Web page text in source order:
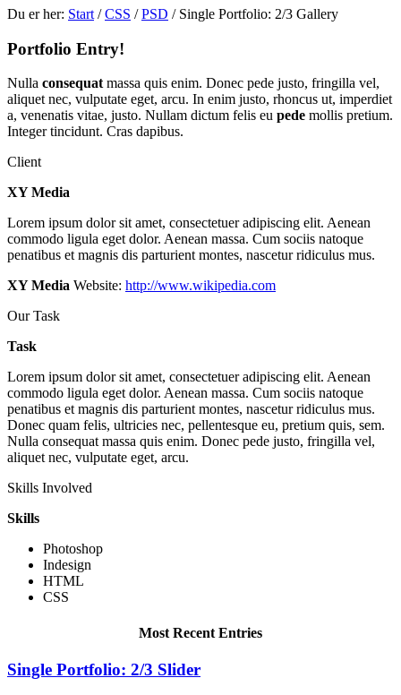
Du er her: Start / CSS / PSD / Single Portfolio: 2/3 Gallery
Portfolio Entry!
Nulla consequat massa quis enim. Donec pede justo, fringilla vel,
aliquet nec, vulputate eget, arcu. In enim justo, rhoncus ut, imperdiet
a, venenatis vitae, justo. Nullam dictum felis eu pede mollis pretium.
Integer tincidunt. Cras dapibus.
Client
XY Media
Lorem ipsum dolor sit amet, consectetuer adipiscing elit. Aenean
commodo ligula eget dolor. Aenean massa. Cum sociis natoque
penatibus et magnis dis parturient montes, nascetur ridiculus mus.
XY Media Website: http://www.wikipedia.com
Our Task
Task
Lorem ipsum dolor sit amet, consectetuer adipiscing elit. Aenean
commodo ligula eget dolor. Aenean massa. Cum sociis natoque
penatibus et magnis dis parturient montes, nascetur ridiculus mus.
Donec quam felis, ultricies nec, pellentesque eu, pretium quis, sem.
Nulla consequat massa quis enim. Donec pede justo, fringilla vel,
aliquet nec, vulputate eget, arcu.
Skills Involved
Skills
Photoshop
Indesign
HTML
CSS
Most Recent Entries
Single Portfolio: 2/3 Slider